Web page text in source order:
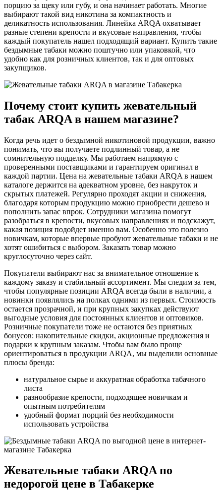
порцию за щеку или губу, и она начинает работать. Многие
выбирают такой вид никотина за компактность и
деликатность использования. Линейка ARQA охватывает
разные степени крепости и вкусовые направления, чтобы
каждый покупатель нашел подходящий вариант. Купить такие
бездымные табаки можно поштучно или упаковкой, что
удобно как для розничных клиентов, так и для оптовых
закупщиков.
Почему стоит купить жевательный
табак ARQA в нашем магазине?
Когда речь идет о бездымной никотиновой продукции, важно
понимать, что вы получаете подлинный товар, а не
сомнительную подделку. Мы работаем напрямую с
проверенными поставщиками и гарантируем оригинал в
каждой партии. Цена на жевательные табаки ARQA в нашем
каталоге держится на адекватном уровне, без накруток и
скрытых платежей. Регулярно проходят акции и снижения,
благодаря которым продукцию можно приобрести дешево и
пополнить запас впрок. Сотрудники магазина помогут
разобраться в крепости, вкусовых направлениях и подскажут,
какая позиция подойдет именно вам. Особенно это полезно
новичкам, которые впервые пробуют жевательные табаки и не
хотят ошибиться с выбором. Заказать товар можно
круглосуточно через сайт.
Покупатели выбирают нас за внимательное отношение к
каждому заказу и стабильный ассортимент. Мы следим за тем,
чтобы популярные позиции ARQA всегда были в наличии, а
новинки появлялись на полках одними из первых. Стоимость
остается прозрачной, и при крупных закупках действуют
выгодные условия для постоянных клиентов и оптовиков.
Розничные покупатели тоже не остаются без приятных
бонусов: накопительные скидки, акционные предложения и
подарки к крупным заказам. Чтобы вам было проще
ориентироваться в продукции ARQA, мы выделили основные
плюсы бренда:
натуральное сырье и аккуратная обработка табачного
листа
разнообразие крепости, подходящее новичкам и
опытным потребителям
удобный формат порций без необходимости
использовать устройства
Жевательные табаки ARQA по
недорогой цене в Табакерке